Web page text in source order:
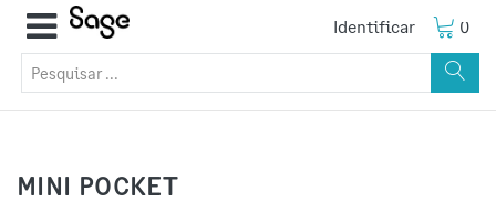
Identificar 0
MINI POCKET